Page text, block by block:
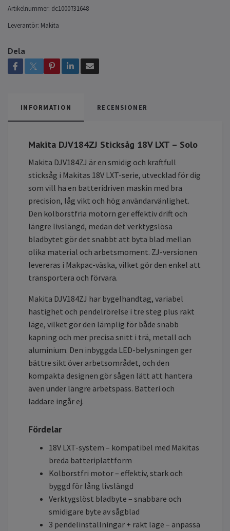
Artikelnummer: dc1000731648
Leverantör: Makita
Dela
INFORMATION RECENSIONER
Makita DJV184ZJ Sticksåg 18V LXT – Solo
Makita DJV184ZJ är en smidig och kraftfull
sticksåg i Makitas 18V LXT-serie, utvecklad för dig
som vill ha en batteridriven maskin med bra
precision, låg vikt och hög användarvänlighet.
Den kolborstfria motorn ger effektiv drift och
längre livslängd, medan det verktygslösa
bladbytet gör det snabbt att byta blad mellan
olika material och arbetsmoment. ZJ-versionen
levereras i Makpac-väska, vilket gör den enkel att
transportera och förvara.
Makita DJV184ZJ har bygelhandtag, variabel
hastighet och pendelrörelse i tre steg plus rakt
läge, vilket gör den lämplig för både snabb
kapning och mer precisa snitt i trä, metall och
aluminium. Den inbyggda LED-belysningen ger
bättre sikt över arbetsområdet, och den
kompakta designen gör sågen lätt att hantera
även under längre arbetspass. Batteri och
laddare ingår ej.
Fördelar
18V LXT-system – kompatibel med Makitas
breda batteriplattform
Kolborstfri motor – effektiv, stark och
byggd för lång livslängd
Verktygslöst bladbyte – snabbare och
smidigare byte av sågblad
3 pendelinställningar + rakt läge – anpassa